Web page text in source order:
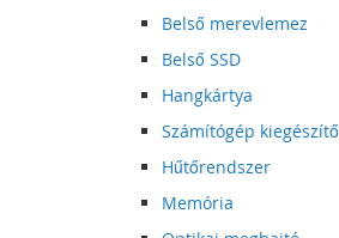
Belső merevlemez
Belső SSD
Hangkártya
Számítógép kiegészítő
Hűtőrendszer
Memória